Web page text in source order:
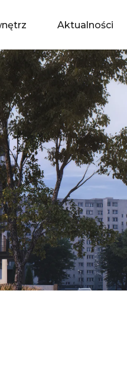
Aktualności